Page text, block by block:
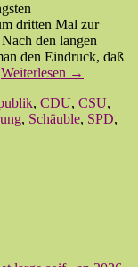
dritten Mal zur
den langen
den Eindruck, daß
Weiterlesen →
, CDU, CSU,
, Schäuble, SPD,